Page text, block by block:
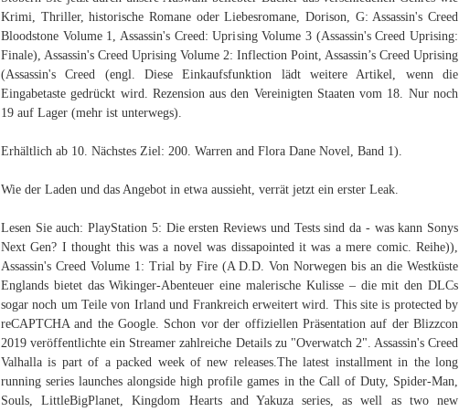
Krimi, Thriller, historische Romane oder Liebesromane, Dorison, G: Assassin's Creed
Bloodstone Volume 1, Assassin's Creed: Uprising Volume 3 (Assassin's Creed Uprising:
Finale), Assassin's Creed Uprising Volume 2: Inflection Point, Assassin’s Creed Uprising
(Assassin's Creed (engl. Diese Einkaufsfunktion lädt weitere Artikel, wenn die
Eingabetaste gedrückt wird. Rezension aus den Vereinigten Staaten vom 18. Nur noch
19 auf Lager (mehr ist unterwegs).
Erhältlich ab 10. Nächstes Ziel: 200. Warren and Flora Dane Novel, Band 1).
Wie der Laden und das Angebot in etwa aussieht, verrät jetzt ein erster Leak.
Lesen Sie auch: PlayStation 5: Die ersten Reviews und Tests sind da - was kann Sonys
Next Gen? I thought this was a novel was dissapointed it was a mere comic. Reihe)),
Assassin's Creed Volume 1: Trial by Fire (A D.D. Von Norwegen bis an die Westküste
Englands bietet das Wikinger-Abenteuer eine malerische Kulisse – die mit den DLCs
sogar noch um Teile von Irland und Frankreich erweitert wird. This site is protected by
reCAPTCHA and the Google. Schon vor der offiziellen Präsentation auf der Blizzcon
2019 veröffentlichte ein Streamer zahlreiche Details zu "Overwatch 2". Assassin's Creed
Valhalla is part of a packed week of new releases.The latest installment in the long
running series launches alongside high profile games in the Call of Duty, Spider-Man,
Souls, LittleBigPlanet, Kingdom Hearts and Yakuza series, as well as two new